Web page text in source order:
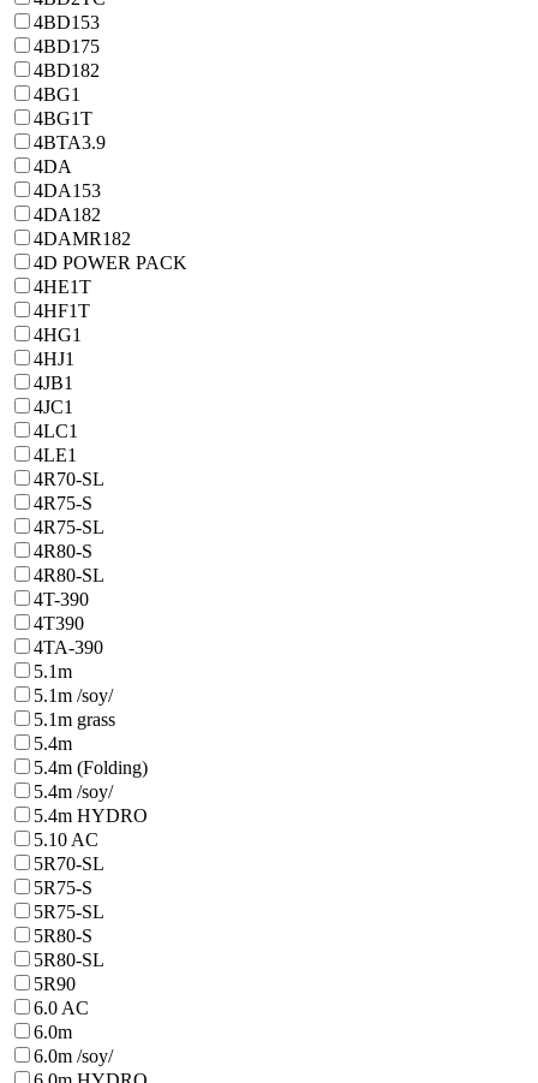
4BD153
4BD175
4BD182
4BG1
4BG1T
4BTA3.9
4DA
4DA153
4DA182
4DAMR182
4D POWER PACK
4HE1T
4HF1T
4HG1
4HJ1
4JB1
4JC1
4LC1
4LE1
4R70-SL
4R75-S
4R75-SL
4R80-S
4R80-SL
4T-390
4T390
4TA-390
5.1m
5.1m /soy/
5.1m grass
5.4m
5.4m (Folding)
5.4m /soy/
5.4m HYDRO
5.10 AC
5R70-SL
5R75-S
5R75-SL
5R80-S
5R80-SL
5R90
6.0 AC
6.0m
6.0m /soy/